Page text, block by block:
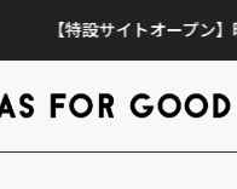
【特設サイトオープン】映画